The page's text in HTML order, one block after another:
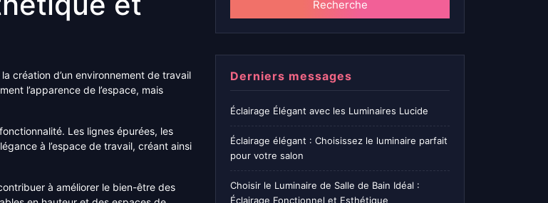
création d’un environnement de travail
l’apparence de l’espace, mais
Les lignes épurées, les
à l’espace de travail, créant ainsi
à améliorer le bien-être des
Recherche
Derniers messages
Éclairage Élégant avec les Luminaires Lucide
Éclairage élégant : Choisissez le luminaire parfait
pour votre salon
Choisir le Luminaire de Salle de Bain Idéal :
Éclairage Fonctionnel et Esthétique